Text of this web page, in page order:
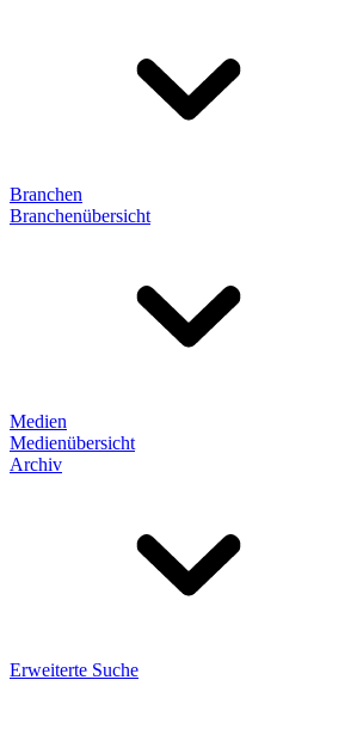
Branchen
Branchenübersicht
Medien
Medienübersicht
Archiv
Erweiterte Suche